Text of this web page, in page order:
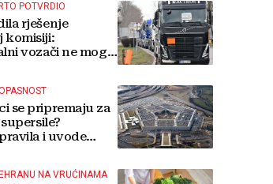
POTVRDIO
rješenje
komisiji:
vozači ne mogu
se pripremaju za
i uvode
NA VRUĆINAMA